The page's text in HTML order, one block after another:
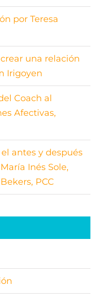
por Teresa
una relación
Irigoyen
Coach al
Afectivas,
antes y después
Inés Sole,
PCC